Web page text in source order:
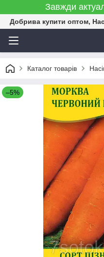
Завжди
Добрива купити оптом,
Каталог товарів
–5%